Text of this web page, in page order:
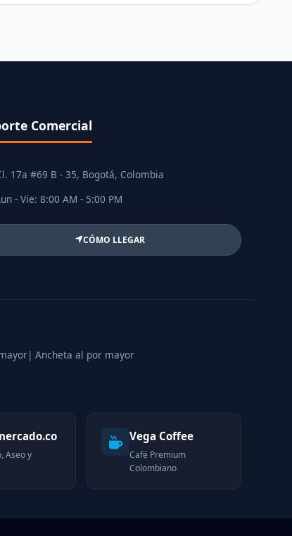
Comercial
17a #69 B - 35, Bogotá, Colombia
- Vie: 8:00 AM - 5:00 PM
CÓMO LLEGAR
| Ancheta al por mayor
Aseo y
Vega Coffee
Café Premium
Colombiano